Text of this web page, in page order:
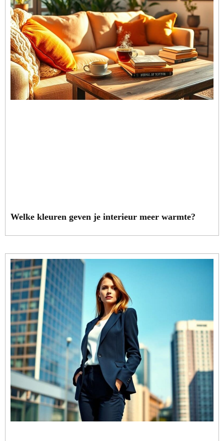
Welke kleuren geven je interieur meer warmte?